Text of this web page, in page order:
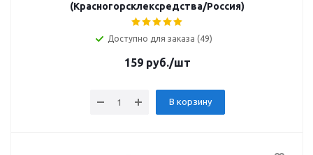
(Красногорсклексредства/Россия)
Доступно для заказа (49)
159руб./шт
В корзину